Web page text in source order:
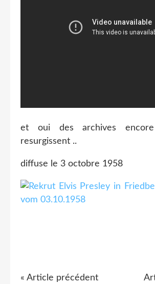
et oui des archives encore
resurgissent ..
diffuse le 3 octobre 1958
« Article précédent